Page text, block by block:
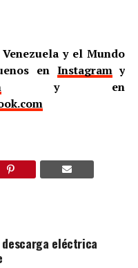
y el Mundo
en Instagramy
y en
eléctrica